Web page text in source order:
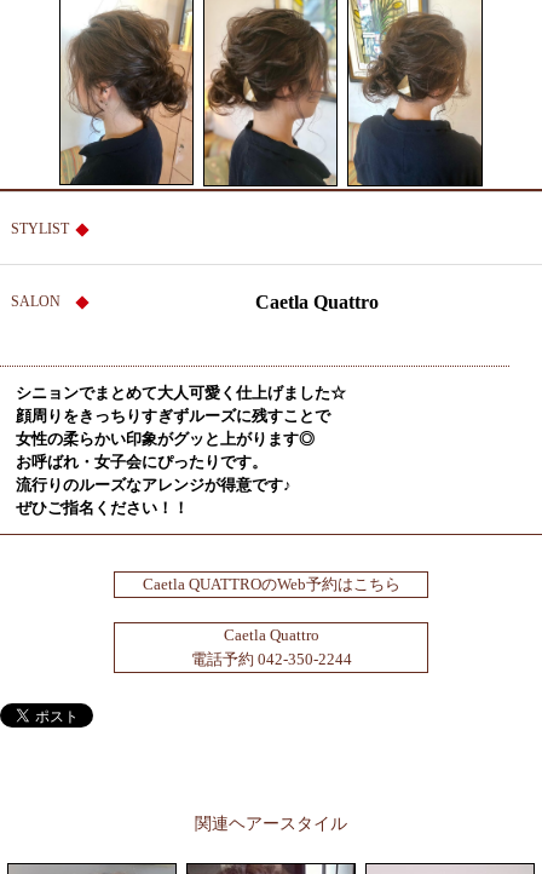
STYLIST
SALON Caetla Quattro
シニョンでまとめて大人可愛く仕上げました☆
顔周りをきっちりすぎずルーズに残すことで
女性の柔らかい印象がグッと上がります◎
お呼ばれ・女子会にぴったりです。
流行りのルーズなアレンジが得意です♪
ぜひご指名ください！！
Caetla QUATTROのWeb予約はこちら
Caetla Quattro
電話予約 042-350-2244
関連ヘアースタイル